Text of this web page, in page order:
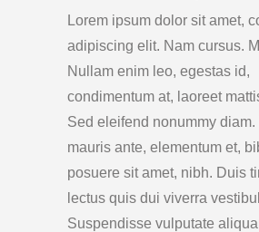
Lorem ipsum dolor sit amet,
adipiscing elit. Nam cursus.
Nullam enim leo, egestas id,
condimentum at, laoreet
Sed eleifend nonummy
mauris ante, elementum et,
posuere sit amet, nibh. Duis
lectus quis dui viverra
Suspendisse vulputate